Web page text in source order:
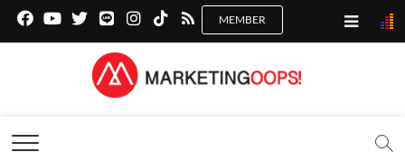
a
b
o
.
c
i
n
n
s
i
k
s
s